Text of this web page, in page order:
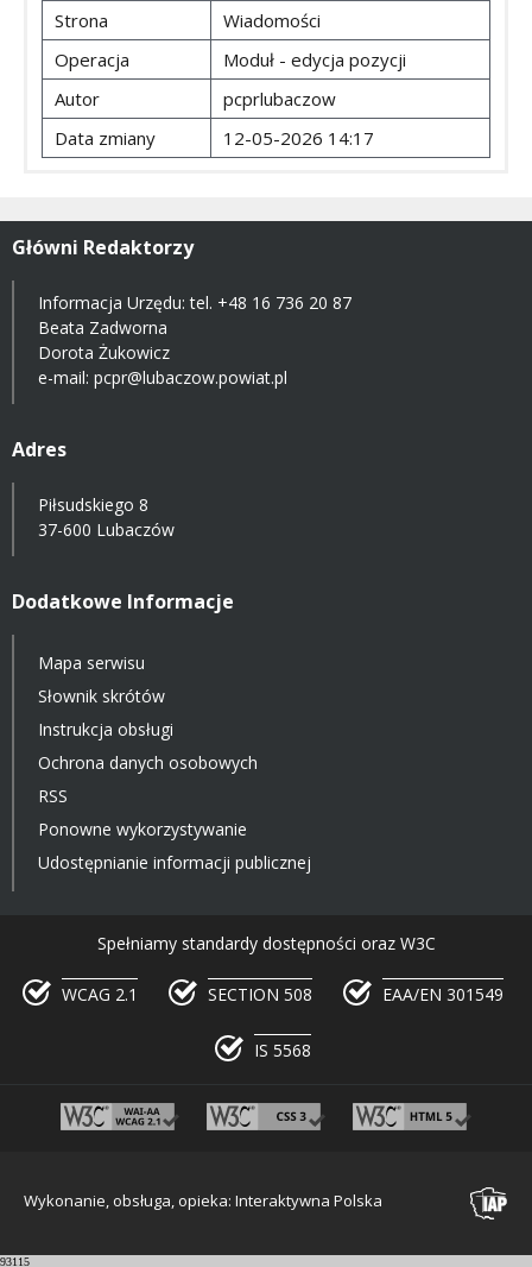
Strona
Wiadomości
Operacja
Moduł - edycja pozycji
Autor
pcprlubaczow
Data zmiany
12-05-2026 14:17
Główni Redaktorzy
Informacja Urzędu: tel. +48 16 736 20 87
Beata Zadworna
Dorota Żukowicz
e-mail: pcpr@lubaczow.powiat.pl
Adres
Piłsudskiego 8
37-600 Lubaczów
Dodatkowe Informacje
Mapa serwisu
Słownik skrótów
Instrukcja obsługi
Ochrona danych osobowych
RSS
Ponowne wykorzystywanie
Udostępnianie informacji publicznej
Spełniamy standardy dostępności oraz W3C
WCAG 2.1 SECTION 508 EAA/EN 301549
IS 5568
Wykonanie, obsługa, opieka: Interaktywna Polska
93115